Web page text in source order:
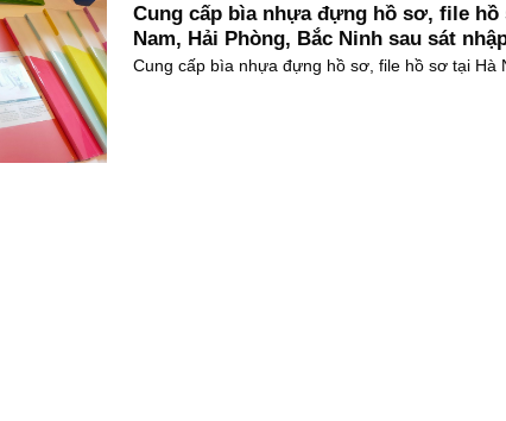
Cung cấp bìa nhựa đựng hồ sơ, file hồ
Nam, Hải Phòng, Bắc Ninh sau sát
Cung cấp bìa nhựa đựng hồ sơ, file hồ sơ tại Hà